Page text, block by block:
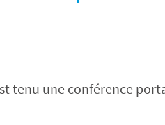
tenu une conférence